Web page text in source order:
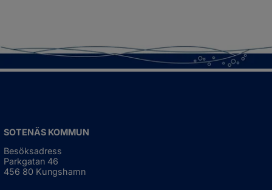
SOTENÄS KOMMUN
Besöksadress
Parkgatan 46
456 80 Kungshamn